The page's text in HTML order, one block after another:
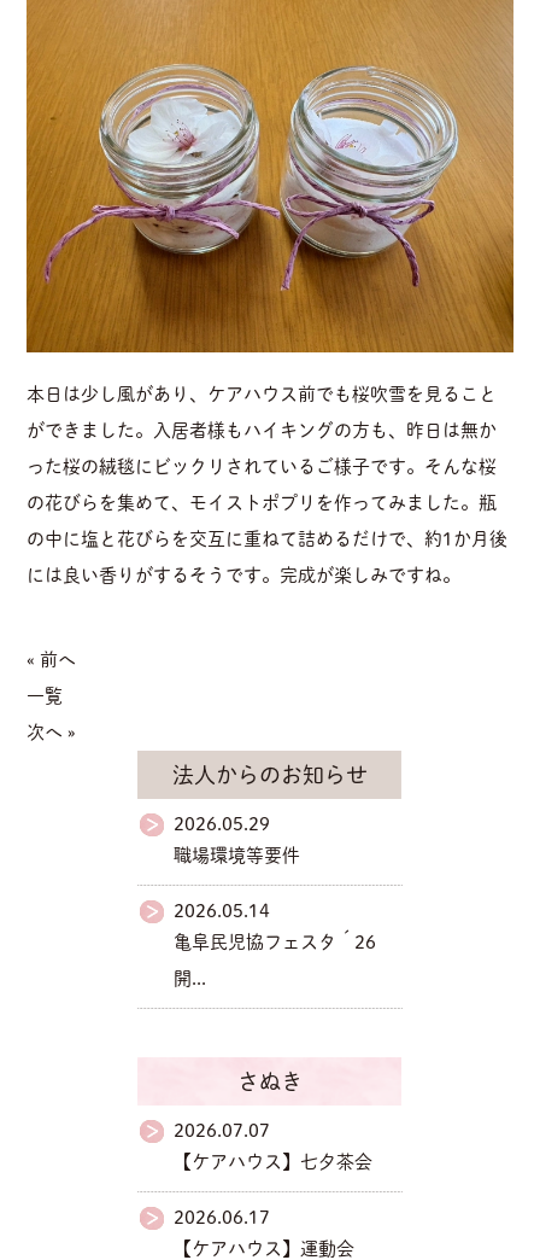
本日は少し風があり、ケアハウス前でも桜吹雪を見ること
ができました。入居者様もハイキングの方も、昨日は無か
った桜の絨毯にビックリされているご様子です。そんな桜
の花びらを集めて、モイストポプリを作ってみました。瓶
の中に塩と花びらを交互に重ねて詰めるだけで、約1か月後
には良い香りがするそうです。完成が楽しみですね。
« 前へ
一覧
次へ »
法人からのお知らせ
2026.05.29
職場環境等要件
2026.05.14
亀阜民児協フェスタ´26
開...
さぬき
2026.07.07
【ケアハウス】七夕茶会
2026.06.17
【ケアハウス】運動会